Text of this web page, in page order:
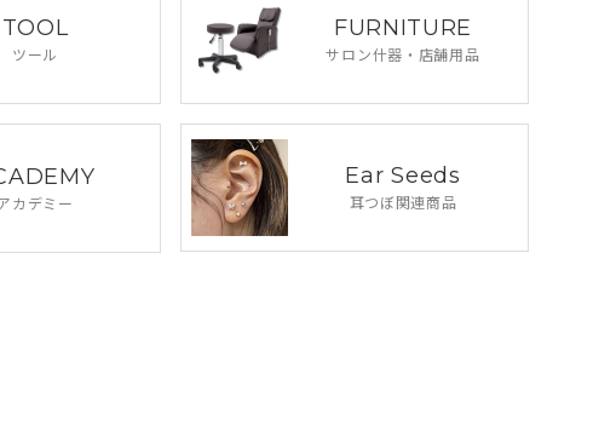
TOOL
ツール
FURNITURE
サロン什器・ 店舗用品
カデミー
Ear Seeds
耳つぼ関連商品